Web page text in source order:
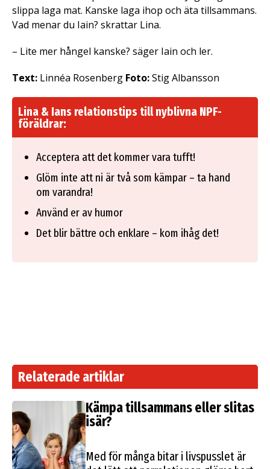
slippa laga mat. Kanske laga ihop och äta tillsammans.
Vad menar du Iain? skrattar Lina.
– Lite mer hångel kanske? säger Iain och ler.
Text: Linnéa Rosenberg Foto:Stig Albansson
Lina & Ians relationstips till nyblivna NPF-
föräldrar:
Acceptera att det kommer vara tufft!
Glöm inte att ni är två som kämpar – ta hand
om varandra!
Använd er av humor
Det blir bättre och enklare – kom ihåg det!
Relaterade artiklar
Kämpa tillsammans eller slitas
isär?
Med för många bitar i livspusslet är